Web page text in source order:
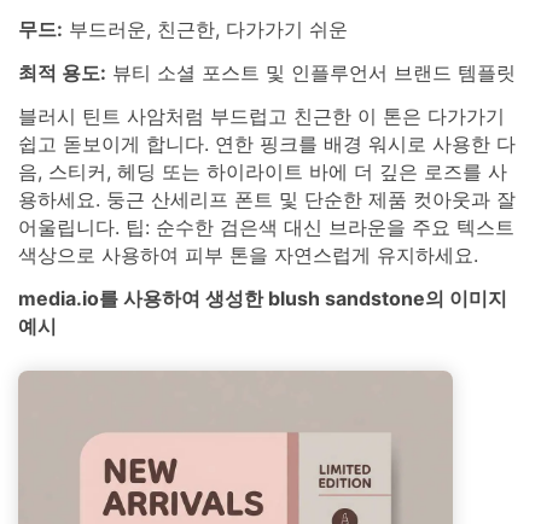
무드: 부드러운, 친근한, 다가가기 쉬운
최적 용도: 뷰티 소셜 포스트 및 인플루언서 브랜드 템플릿
블러시 틴트 사암처럼 부드럽고 친근한 이 톤은 다가가기
쉽고 돋보이게 합니다. 연한 핑크를 배경 워시로 사용한 다
음, 스티커, 헤딩 또는 하이라이트 바에 더 깊은 로즈를 사
용하세요. 둥근 산세리프 폰트 및 단순한 제품 컷아웃과 잘
어울립니다. 팁: 순수한 검은색 대신 브라운을 주요 텍스트
색상으로 사용하여 피부 톤을 자연스럽게 유지하세요.
media.io를 사용하여 생성한 blush sandstone의 이미지
예시